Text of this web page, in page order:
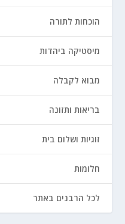
הוכחות לתורה
מיסטיקה ביהדות
מבוא לקבלה
בריאות ותזונה
זוגיות ושלום בית
חלומות
לכל הרבנים באתר